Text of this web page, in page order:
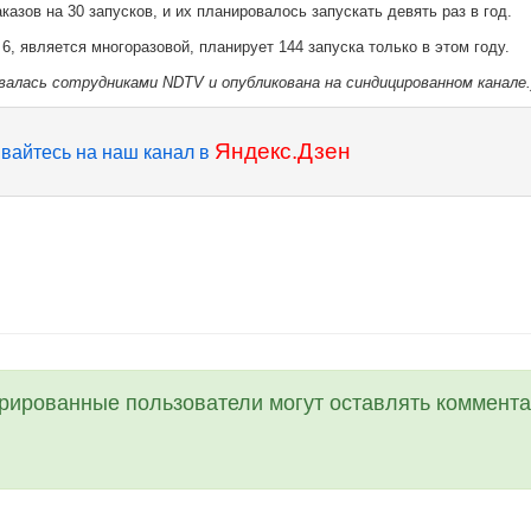
на 30 запусков, и их планировалось запускать девять раз в год.
является многоразовой, планирует 144 запуска только в этом году.
сотрудниками NDTV и опубликована на синдицированном
на наш канал в Яндекс.Дзен
пользователи могут оставлять